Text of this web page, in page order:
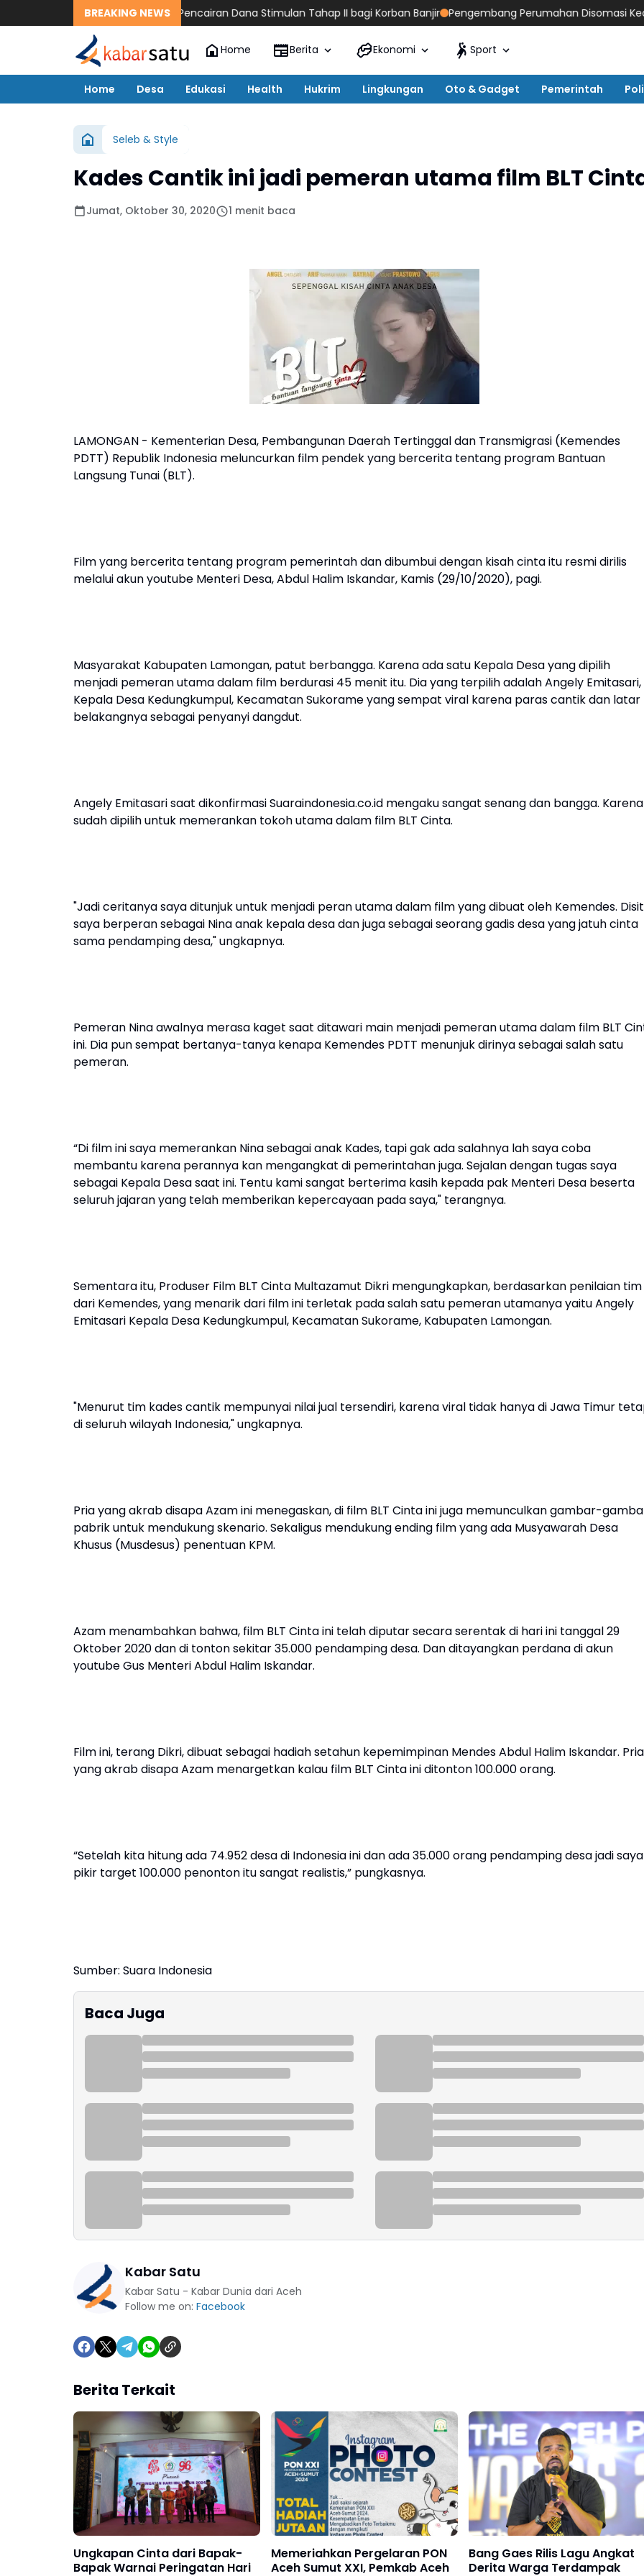
BREAKING NEWS
Farlaky Minta Percepatan Pencairan Dana Stimulan Tahap II bagi Korban Banjir Pengembang Perumahan Disomasi Kedua
Home Berita Ekonomi Sport
Home Desa Edukasi Health Hukrim Lingkungan Oto & Gadget Pemerintah
Seleb & Style
Kades Cantik ini jadi pemeran utama film BLT
Jumat, Oktober 30, 2020 1 menit baca
LAMONGAN - Kementerian Desa, Pembangunan Daerah Tertinggal dan Transmigrasi (Kemendes
PDTT) Republik Indonesia meluncurkan film pendek yang bercerita tentang program Bantuan
Langsung Tunai (BLT).
Film yang bercerita tentang program pemerintah dan dibumbui dengan kisah cinta itu resmi dirilis
melalui akun youtube Menteri Desa, Abdul Halim Iskandar, Kamis (29/10/2020), pagi.
Masyarakat Kabupaten Lamongan, patut berbangga. Karena ada satu Kepala Desa yang dipilih
menjadi pemeran utama dalam film berdurasi 45 menit itu. Dia yang terpilih adalah Angely Emitasari,
Kepala Desa Kedungkumpul, Kecamatan Sukorame yang sempat viral karena paras cantik dan latar
belakangnya sebagai penyanyi dangdut.
Angely Emitasari saat dikonfirmasi Suaraindonesia.co.id mengaku sangat senang dan bangga. Karena
sudah dipilih untuk memerankan tokoh utama dalam film BLT Cinta.
"Jadi ceritanya saya ditunjuk untuk menjadi peran utama dalam film yang dibuat oleh Kemendes.
saya berperan sebagai Nina anak kepala desa dan juga sebagai seorang gadis desa yang jatuh cinta
sama pendamping desa," ungkapnya.
Pemeran Nina awalnya merasa kaget saat ditawari main menjadi pemeran utama dalam film BLT
ini. Dia pun sempat bertanya-tanya kenapa Kemendes PDTT menunjuk dirinya sebagai salah satu
pemeran.
“Di film ini saya memerankan Nina sebagai anak Kades, tapi gak ada salahnya lah saya coba
membantu karena perannya kan mengangkat di pemerintahan juga. Sejalan dengan tugas saya
sebagai Kepala Desa saat ini. Tentu kami sangat berterima kasih kepada pak Menteri Desa beserta
seluruh jajaran yang telah memberikan kepercayaan pada saya," terangnya.
Sementara itu, Produser Film BLT Cinta Multazamut Dikri mengungkapkan, berdasarkan penilaian tim
dari Kemendes, yang menarik dari film ini terletak pada salah satu pemeran utamanya yaitu Angely
Emitasari Kepala Desa Kedungkumpul, Kecamatan Sukorame, Kabupaten Lamongan.
"Menurut tim kades cantik mempunyai nilai jual tersendiri, karena viral tidak hanya di Jawa Timur
di seluruh wilayah Indonesia," ungkapnya.
Pria yang akrab disapa Azam ini menegaskan, di film BLT Cinta ini juga memunculkan gambar-
pabrik untuk mendukung skenario. Sekaligus mendukung ending film yang ada Musyawarah Desa
Khusus (Musdesus) penentuan KPM.
Azam menambahkan bahwa, film BLT Cinta ini telah diputar secara serentak di hari ini tanggal 29
Oktober 2020 dan di tonton sekitar 35.000 pendamping desa. Dan ditayangkan perdana di akun
youtube Gus Menteri Abdul Halim Iskandar.
Film ini, terang Dikri, dibuat sebagai hadiah setahun kepemimpinan Mendes Abdul Halim Iskandar. Pria
yang akrab disapa Azam menargetkan kalau film BLT Cinta ini ditonton 100.000 orang.
“Setelah kita hitung ada 74.952 desa di Indonesia ini dan ada 35.000 orang pendamping desa jadi saya
pikir target 100.000 penonton itu sangat realistis,” pungkasnya.
Sumber: Suara Indonesia
Baca Juga
Kabar Satu
Kabar Satu - Kabar Dunia dari Aceh
Follow me on: Facebook
Berita Terkait
Ungkapan Cinta dari Bapak-
Bapak Warnai Peringatan Hari
Memeriahkan Pergelaran PON
Aceh Sumut XXI, Pemkab Aceh
Bang Gaes Rilis Lagu Angkat
Derita Warga Terdampak